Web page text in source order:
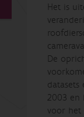
Het is
De
2003 en
voor het